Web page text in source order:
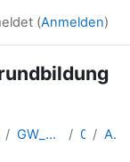
(Anmelden)
WS 2024/25 GW_DigitaleGrundbildung_2024ws 03-21.10. Alles erledigt?